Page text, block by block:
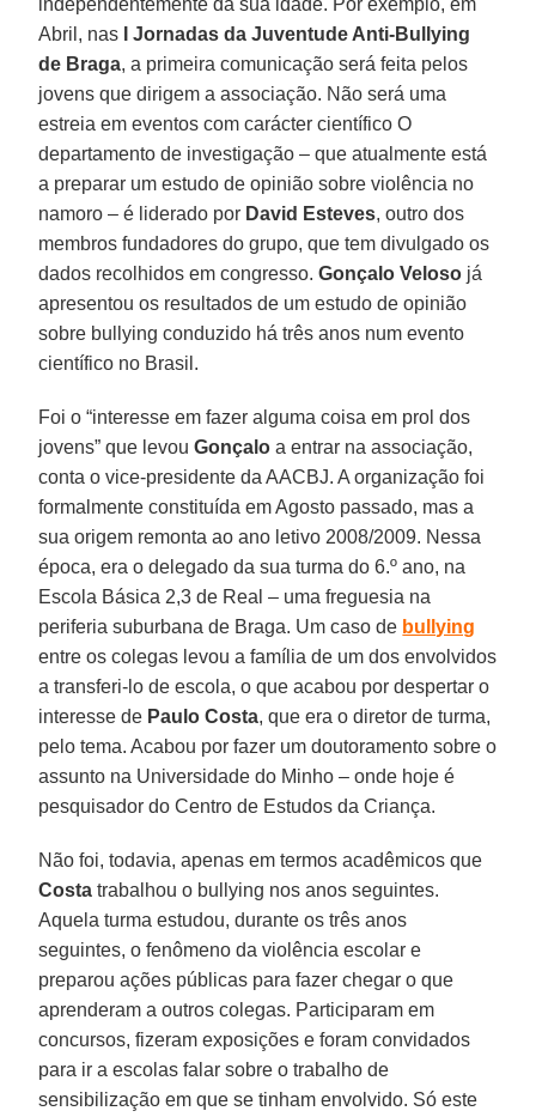
Abril, nas
I Jornadas da Juventude Anti-Bullying
de Braga, a primeira comunicação será feita pelos
jovens que dirigem a associação. Não será uma
estreia em eventos com carácter científico O
departamento de investigação – que atualmente está
a preparar um estudo de opinião sobre violência no
namoro – é liderado por David Esteves, outro dos
membros fundadores do grupo, que tem divulgado os
dados recolhidos em congresso.Gonçalo Veloso já
apresentou os resultados de um estudo de opinião
sobre bullying conduzido há três anos num evento
científico no Brasil.
Foi o “interesse em fazer alguma coisa em prol dos
jovens” que levouGonçalo a entrar na associação,
conta o vice-presidente da AACBJ. A organização foi
formalmente constituída em Agosto passado, mas a
sua origem remonta ao ano letivo 2008/2009. Nessa
época, era o delegado da sua turma do 6.º ano, na
Escola Básica 2,3 de Real – uma freguesia na
periferia suburbana de Braga. Um caso de bullying
entre os colegas levou a família de um dos envolvidos
a transferi-lo de escola, o que acabou por despertar o
interesse de Paulo Costa, que era o diretor de turma,
pelo tema. Acabou por fazer um doutoramento sobre o
assunto na Universidade do Minho – onde hoje é
pesquisador do Centro de Estudos da Criança.
Não foi, todavia, apenas em termos acadêmicos que
Costa trabalhou o bullying nos anos seguintes.
Aquela turma estudou, durante os três anos
seguintes, o fenômeno da violência escolar e
preparou ações públicas para fazer chegar o que
aprenderam a outros colegas. Participaram em
concursos, fizeram exposições e foram convidados
para ir a escolas falar sobre o trabalho de
sensibilização em que se tinham envolvido. Só este